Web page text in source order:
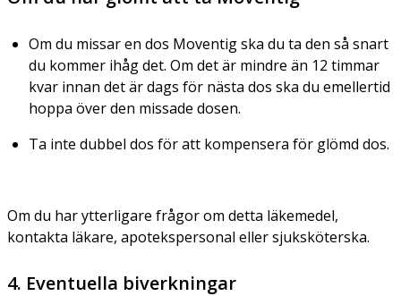
Om du missar en dos Moventig ska du ta den så snart
du kommer ihåg det. Om det är mindre än 12 timmar
kvar innan det är dags för nästa dos ska du emellertid
hoppa över den missade dosen.
Ta inte dubbel dos för att kompensera för glömd dos.
Om du har ytterligare frågor om detta läkemedel,
kontakta läkare, apotekspersonal eller sjuksköterska.
4. Eventuella biverkningar